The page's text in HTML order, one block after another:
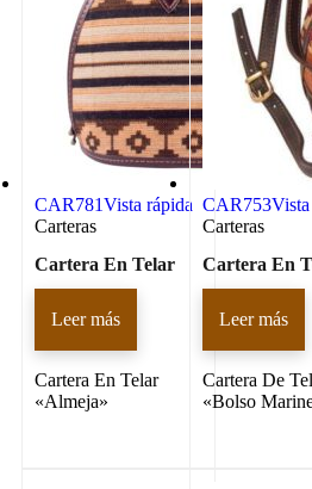
CAR781Vista rápida
Carteras
Cartera En Telar
Leer más
Cartera En Telar
«Almeja»
CAR753
Carteras
Cartera En
Leer más
Cartera De
«Bolso